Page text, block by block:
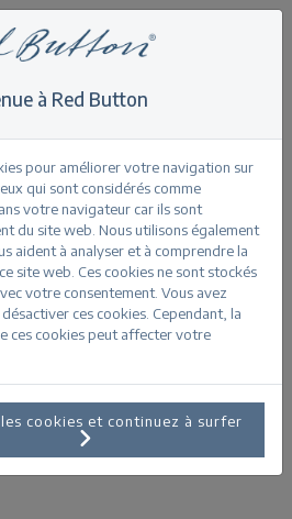
used L30
used lightstone used
LE PRODUIT
à Red Button
pour améliorer votre navigation sur
qui sont considérés comme
votre navigateur car ils sont
du site web. Nous utilisons également
aident à analyser et à comprendre la
site web. Ces cookies ne sont stockés
votre consentement. Vous avez
ces cookies. Cependant, la
ces cookies peut affecter votre
cookies et continuez à surfer